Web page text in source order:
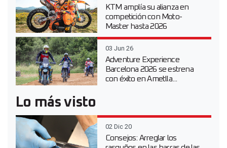
KTM amplía su alianza en
competición con Moto-
Master hasta 2026
03 Jun 26
Adventure Experience
Barcelona 2026 se estrena
con éxito en Ametlla...
Lo más visto
02 Dic 20
Consejos: Arreglar los